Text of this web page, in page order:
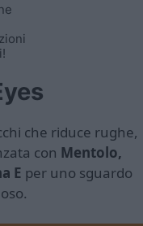
che riduce rughe,
con Mentolo,
E per uno sguardo